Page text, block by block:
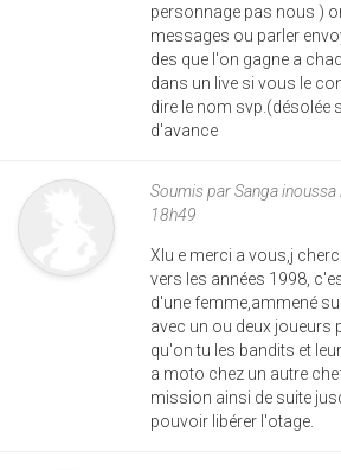
personnage pas nous )
messages ou parler
des que l'on gagne a
dans un live si vous le
dire le nom svp.(désolée
d'avance
Soumis parSanga inoussa
18h49
Xlu e merci a vous,j
vers les années 1998,
d'une femme,ammené
avec un ou deux joueurs
qu'on tu les bandits et
a moto chez un autre
mission ainsi de suite
pouvoir libérer l'otage.